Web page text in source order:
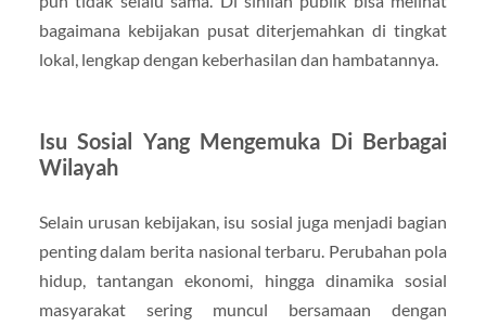
bagaimana kebijakan pusat diterjemahkan di tingkat
lokal, lengkap dengan keberhasilan dan hambatannya.
Isu Sosial Yang Mengemuka Di Berbagai
Wilayah
Selain urusan kebijakan, isu sosial juga menjadi bagian
penting dalam berita nasional terbaru. Perubahan pola
hidup, tantangan ekonomi, hingga dinamika sosial
masyarakat sering muncul bersamaan dengan